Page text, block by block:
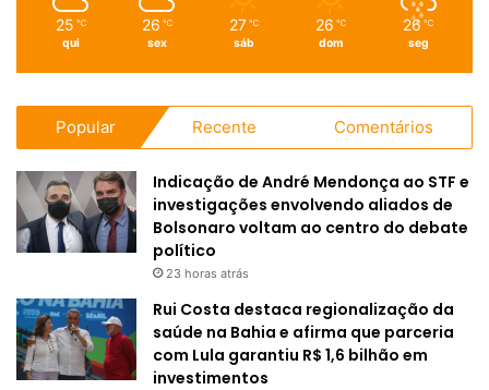
25 ℃
qui
26 ℃
sex
27 ℃
sáb
26 ℃
dom
26 ℃
seg
Popular Recente Comentários
Indicação de André Mendonça ao STF e
investigações envolvendo aliados de
Bolsonaro voltam ao centro do debate
político
23 horas atrás
Rui Costa destaca regionalização da
saúde na Bahia e afirma que parceria
com Lula garantiu R$ 1,6 bilhão em
investimentos